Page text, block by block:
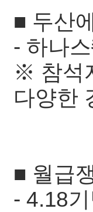
■ 두산
- 하나
※ 참석
다양한
■ 월급
- 4.18